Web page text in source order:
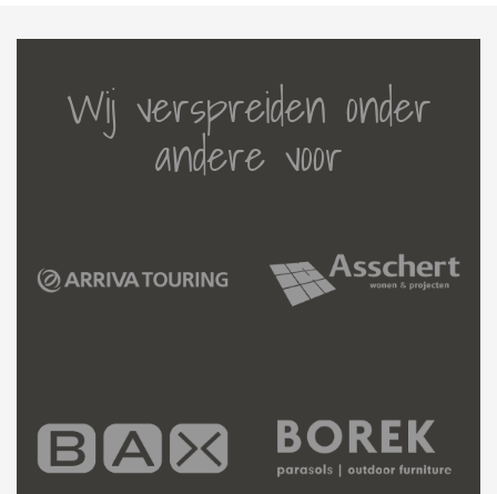
Wij verspreiden onder
andere voor